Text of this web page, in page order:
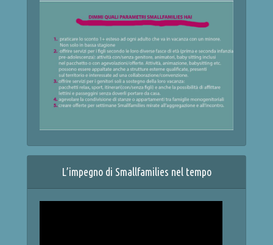
L’impegno di Smallfamilies nel tempo